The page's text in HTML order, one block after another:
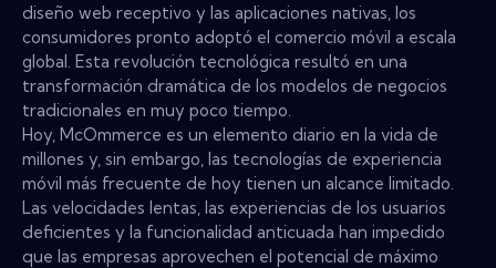
diseño web receptivo y las aplicaciones nativas, los
consumidores pronto adoptó el comercio móvil a escala
global. Esta revolución tecnológica resultó en una
transformación dramática de los modelos de negocios
tradicionales en muy poco tiempo.
Hoy, McOmmerce es un elemento diario en la vida de
millones y, sin embargo, las tecnologías de experiencia
móvil más frecuente de hoy tienen un alcance limitado.
Las velocidades lentas, las experiencias de los usuarios
deficientes y la funcionalidad anticuada han impedido
que las empresas aprovechen el potencial de máximo